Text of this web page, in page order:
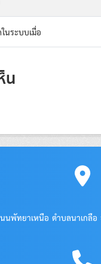
นระบบเมื่อ
น
พัทยาเหนือ ตำบลนาเกลือ